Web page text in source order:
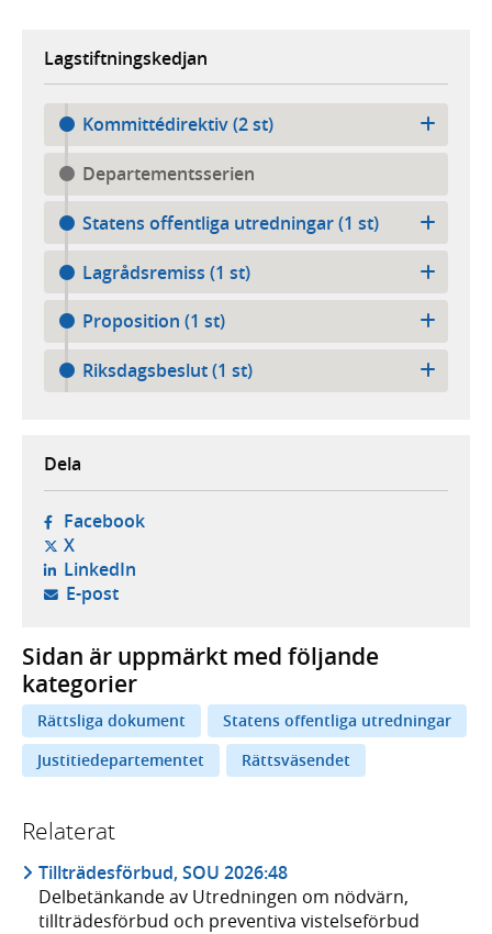
Lagstiftningskedjan
Kommittédirektiv (2 st)
Departementsserien
Statens offentliga utredningar (1 st)
Lagrådsremiss (1 st)
Proposition (1 st)
Riksdagsbeslut (1 st)
Dela
Facebook- öppnas i ny flik, extern webbplats,
X- öppnas i ny flik, extern webbplats,
LinkedIn- öppnas i ny flik, extern webbplats,
E-post- öppnar din e-postklient,
Sidan är uppmärkt med följande
kategorier
Rättsliga dokument
Statens offentliga utredningar
Justitiedepartementet
Rättsväsendet
Relaterat
Tillträdesförbud, SOU 2026:48
Delbetänkande av Utredningen om nödvärn,
tillträdesförbud och preventiva vistelseförbud